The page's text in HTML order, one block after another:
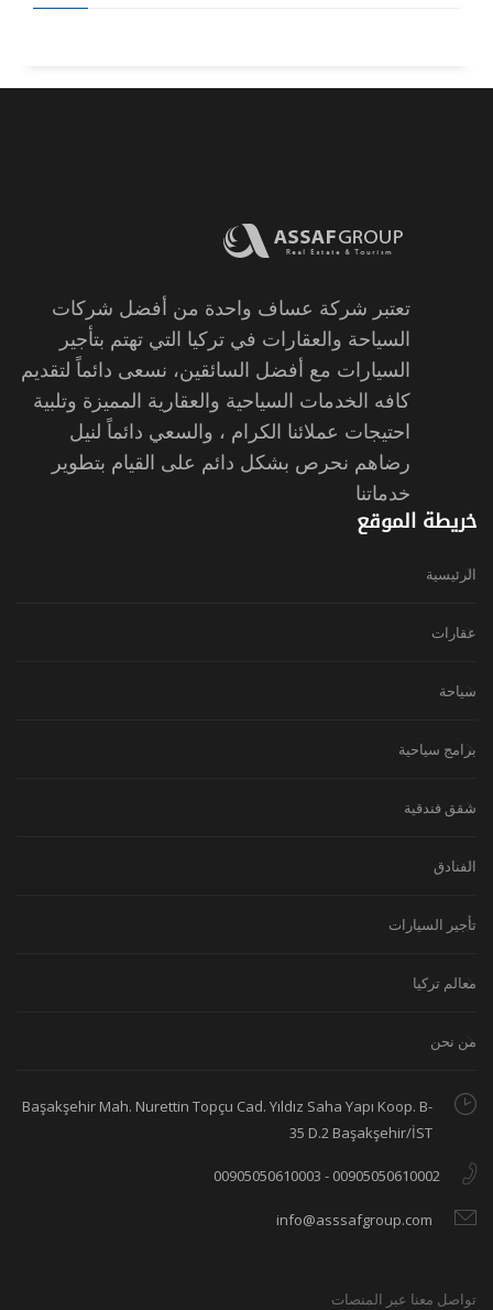
تعتبر شركة عساف واحدة من أفضل شركات
السياحة والعقارات في تركيا التي تهتم بتأجير
السيارات مع أفضل السائقين، نسعى دائماً لتقديم
كافه الخدمات السياحية والعقارية المميزة وتلبية
احتيجات عملائنا الكرام ، والسعي دائماً لنيل
رضاهم نحرص بشكل دائم على القيام بتطوير
خدماتنا
خريطة الموقع
الرئيسية
عقارات
سياحة
برامج سياحية
شقق فندقية
الفنادق
تأجير السيارات
معالم تركيا
من نحن
Başakşehir Mah. Nurettin Topçu Cad. Yıldız Saha Yapı Koop. B-
35 D.2 Başakşehir/İST
00905050610002 - 00905050610003
info@asssafgroup.com
تواصل معنا عبر المنصات